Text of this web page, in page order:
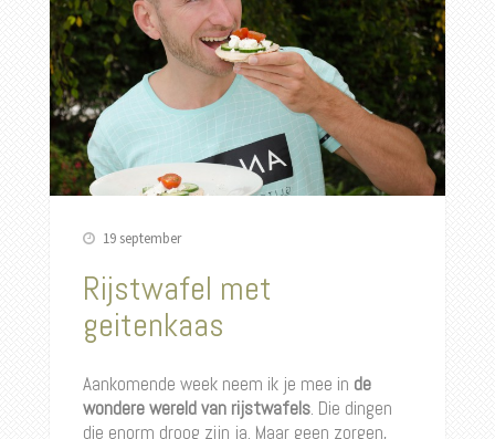
19 september
Rijstwafel met
geitenkaas
Aankomende week neem ik je mee in de
wondere wereld van rijstwafels. Die dingen
die enorm droog zijn ja. Maar geen zorgen,